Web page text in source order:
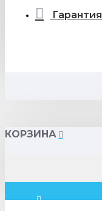
Гарантия
КОРЗИНА